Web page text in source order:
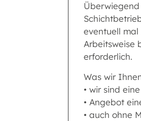
eventuell
Arbeitsweise
erforderlich.
Was wir
• wir sind
• Angebot
• auch ohne